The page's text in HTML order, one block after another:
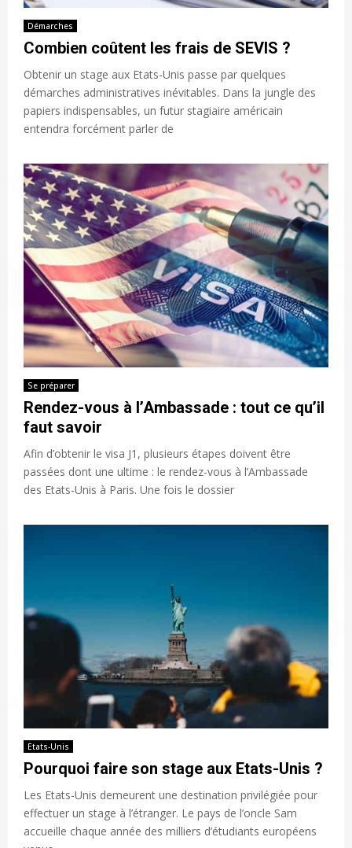
Démarches
Combien coûtent les frais de SEVIS ?
Obtenir un stage aux Etats-Unis passe par quelques
démarches administratives inévitables. Dans la jungle des
papiers indispensables, un futur stagiaire américain
entendra forcément parler de
Se préparer
Rendez-vous à l’Ambassade : tout ce qu’il
faut savoir
Afin d’obtenir le visa J1, plusieurs étapes doivent être
passées dont une ultime : le rendez-vous à l’Ambassade
des Etats-Unis à Paris. Une fois le dossier
Etats-Unis
Pourquoi faire son stage aux Etats-Unis ?
Les Etats-Unis demeurent une destination privilégiée pour
effectuer un stage à l’étranger. Le pays de l’oncle Sam
accueille chaque année des milliers d’étudiants européens